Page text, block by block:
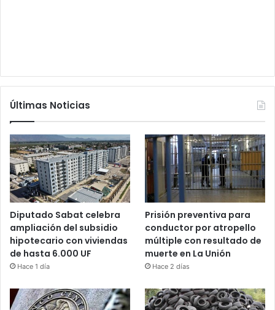
Últimas Noticias
Diputado Sabat celebra
ampliación del subsidio
hipotecario con viviendas
de hasta 6.000 UF
Hace 1 día
Prisión preventiva para
conductor por atropello
múltiple con resultado de
muerte en La Unión
Hace 2 días